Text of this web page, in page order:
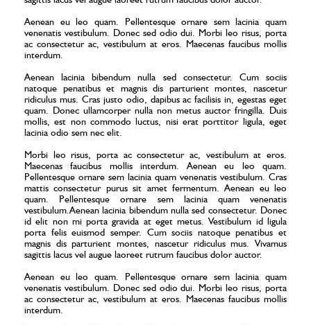
Aenean eu leo quam. Pellentesque ornare sem lacinia quam
venenatis vestibulum. Donec sed odio dui. Morbi leo risus, porta
ac consectetur ac, vestibulum at eros. Maecenas faucibus mollis
interdum.
Aenean lacinia bibendum nulla sed consectetur. Cum sociis
natoque penatibus et magnis dis parturient montes, nascetur
ridiculus mus. Cras justo odio, dapibus ac facilisis in, egestas eget
quam. Donec ullamcorper nulla non metus auctor fringilla. Duis
mollis, est non commodo luctus, nisi erat porttitor ligula, eget
lacinia odio sem nec elit.
Morbi leo risus, porta ac consectetur ac, vestibulum at eros.
Maecenas faucibus mollis interdum. Aenean eu leo quam.
Pellentesque ornare sem lacinia quam venenatis vestibulum. Cras
mattis consectetur purus sit amet fermentum. Aenean eu leo
quam. Pellentesque ornare sem lacinia quam venenatis
vestibulum.Aenean lacinia bibendum nulla sed consectetur. Donec
id elit non mi porta gravida at eget metus. Vestibulum id ligula
porta felis euismod semper. Cum sociis natoque penatibus et
magnis dis parturient montes, nascetur ridiculus mus. Vivamus
sagittis lacus vel augue laoreet rutrum faucibus dolor auctor.
Aenean eu leo quam. Pellentesque ornare sem lacinia quam
venenatis vestibulum. Donec sed odio dui. Morbi leo risus, porta
ac consectetur ac, vestibulum at eros. Maecenas faucibus mollis
interdum.